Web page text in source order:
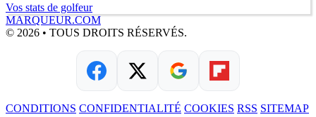
Vos stats de golfeur
MARQUEUR.COM
© 2026 • TOUS DROITS RÉSERVÉS.
CONDITIONS CONFIDENTIALITÉ COOKIES RSS SITEMAP